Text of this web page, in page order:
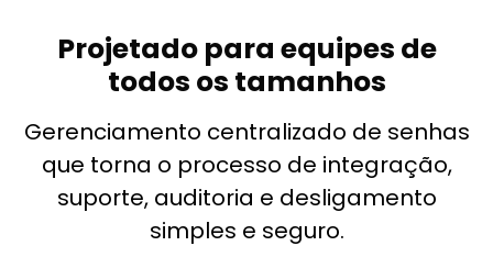
Projetado para equipes de
todos os tamanhos
Gerenciamento centralizado de senhas
que torna o processo de integração,
suporte, auditoria e desligamento
simples e seguro.